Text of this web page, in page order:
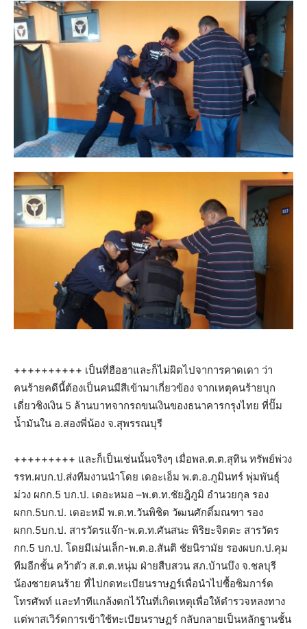
++++++++++ เป็นที่ฮือฮาและก็ไม่ผิดไปจาการคาดเดา ว่า
คนร้ายคดีนี้ต้องเป็นคนมีสีเข้ามาเกี่ยวข้อง จากเหตุคนร้ายบุก
เดี่ยวชิงเงิน 5 ล้านบาทจากรถขนเงินของธนาคารกรุงไทย ที่ปั๊ม
น้ำมันใน อ.สองพี่น้อง จ.สุพรรณบุรี
+++++++++ และก็เป็นเช่นนั้นจริงๆ เมื่อพล.ต.ต.สุทิน ทรัพย์พ่วง
รรท.ผบก.ป.ส่งทีมงานนำโดย เดอะเอ็ม พ.ต.อ.ภูมินทร์ พุ่มพันธุ์
ม่วง ผกก.5 บก.ป. เดอะหมอ –พ.ต.ท.ชัยฎิภูมิ อำนวยกุล รอง
ผกก.5บก.ป. เดอะหมี พ.ต.ท.วันพิชิต วัฒนศักดิ์มณฑา รอง
ผกก.5บก.ป. สารวัตรแจ๊ก-พ.ต.ท.ศันสนะ พิริยะจิตตะ สารวัตร
กก.5 บก.ป. โดยมีเม่นเล็ก-พ.ต.อ.สันติ ชัยนิรามัย รองผบก.ป.คุม
ทีมอีกชั้น คว้าตัว ส.ต.ต.หนุ่ม ฝ่ายสืบสวน สภ.บ้านบึง จ.ชลบุรี
น้องชายคนร้าย ที่ไปกดทะเบียนราษฏร์เพื่อนำไปซื้อซิมการ์ด
โทรศัพท์ และทำทีแกล้งตกไว้ในที่เกิดเหตุเพื่อให้ตำรวจหลงทาง
แต่พาสเวิร์ดการเข้าใช้ทะเบียนราษฏร์ กลับกลายเป็นหลักฐานชั้น